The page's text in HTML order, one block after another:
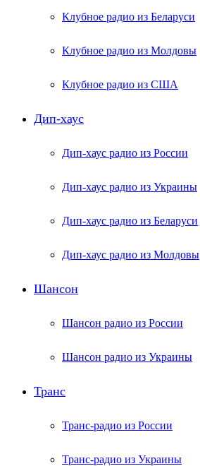
Клубное радио из Беларуси
Клубное радио из Молдовы
Клубное радио из США
Дип-хаус
Дип-хаус радио из России
Дип-хаус радио из Украины
Дип-хаус радио из Беларуси
Дип-хаус радио из Молдовы
Шансон
Шансон радио из России
Шансон радио из Украины
Транс
Транс-радио из России
Транс-радио из Украины